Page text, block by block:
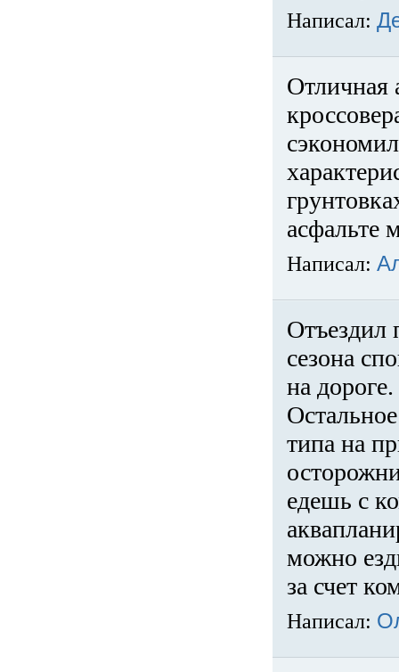
Написал:
Отличная
асфальте
Написал:
Отъездил
сезона
на
типа на
едешь с
можно
за счет
Написал: